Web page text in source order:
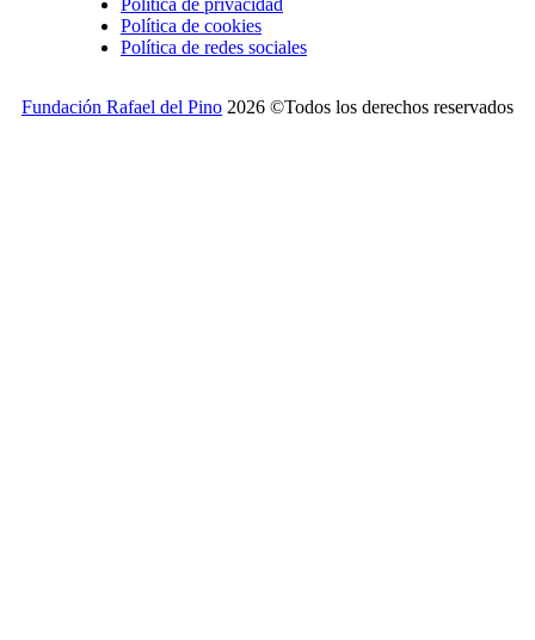
Política de cookies
Política de redes sociales
Fundación Rafael del Pino 2026 ©Todos los derechos reservados